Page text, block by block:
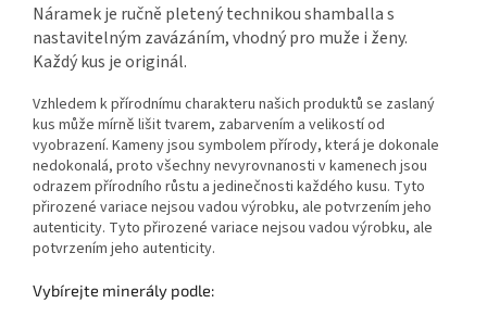
Náramek je ručně pletený technikou shamballa s
nastavitelným zavázáním, vhodný pro muže i ženy.
Každý kus je originál.
Vzhledem k přírodnímu charakteru našich produktů se zaslaný
kus může mírně lišit tvarem, zabarvením a velikostí od
vyobrazení. Kameny jsou symbolem přírody, která je dokonale
nedokonalá, proto všechny nevyrovnanosti v kamenech jsou
odrazem přírodního růstu a jedinečnosti každého kusu. Tyto
přirozené variace nejsou vadou výrobku, ale potvrzením jeho
autenticity. Tyto přirozené variace nejsou vadou výrobku, ale
potvrzením jeho autenticity.
Vybírejte minerály podle: